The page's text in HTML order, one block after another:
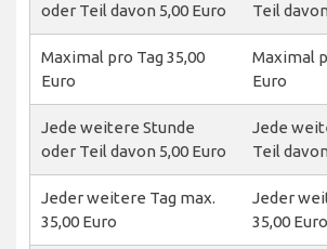
oder Teil davon 5,00 Euro
Teil
Maximal pro Tag 35,00
Euro
Maximal
Euro
Jede weitere Stunde
oder Teil davon 5,00 Euro
Jede
Teil
Jeder weitere Tag max.
35,00 Euro
Jeder
35,00 Euro